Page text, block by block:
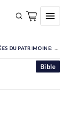
L’ALLIANCE BIBLIQUE FRANÇAISE DÉVOILE SES TRÉSORS
Bible